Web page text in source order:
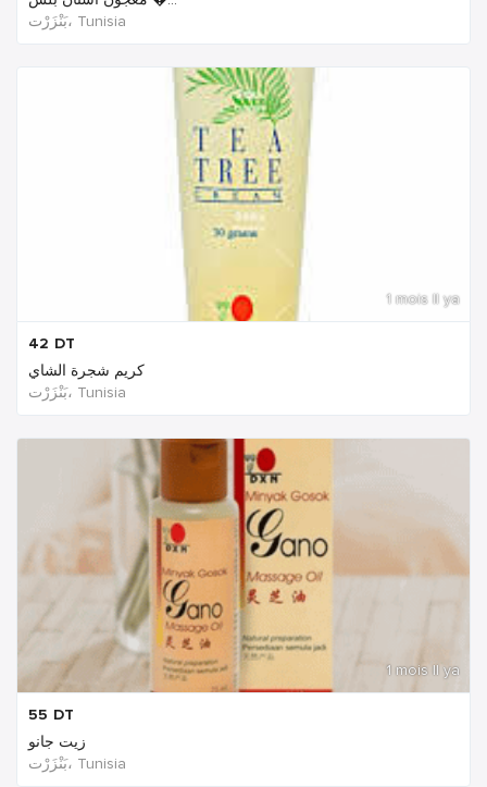
بَنْزَرْت‎، Tunisia
1 mois Il ya
42 DT
كريم شجرة الشاي
بَنْزَرْت‎، Tunisia
1 mois Il ya
55 DT
زيت جانو
بَنْزَرْت‎، Tunisia